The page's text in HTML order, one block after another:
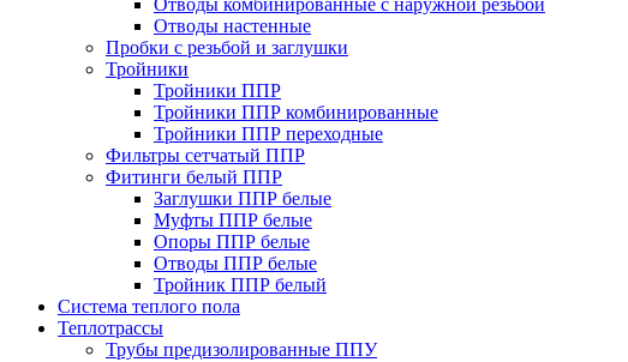
Отводы комбинированные с наружной резьбой
Отводы настенные
Пробки с резьбой и заглушки
Тройники
Тройники ППР
Тройники ППР комбинированные
Тройники ППР переходные
Фильтры сетчатый ППР
Фитинги белый ППР
Заглушки ППР белые
Муфты ППР белые
Опоры ППР белые
Отводы ППР белые
Тройник ППР белый
Система теплого пола
Теплотрассы
Трубы предизолированные ППУ